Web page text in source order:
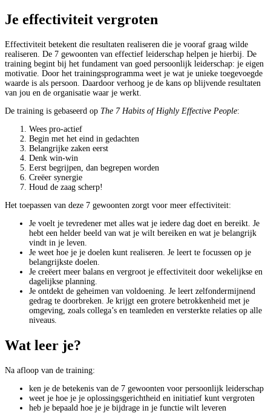
Je effectiviteit vergroten
Effectiviteit betekent die resultaten realiseren die je vooraf graag wilde
realiseren. De 7 gewoonten van effectief leiderschap helpen je hierbij. De
training begint bij het fundament van goed persoonlijk leiderschap: je eigen
motivatie. Door het trainingsprogramma weet je wat je unieke toegevoegde
waarde is als persoon. Daardoor verhoog je de kans op blijvende resultaten
van jou en de organisatie waar je werkt.
De training is gebaseerd op The 7 Habits of Highly Effective People:
Wees pro-actief
Begin met het eind in gedachten
Belangrijke zaken eerst
Denk win-win
Eerst begrijpen, dan begrepen worden
Creëer synergie
Houd de zaag scherp!
Het toepassen van deze 7 gewoonten zorgt voor meer effectiviteit:
Je voelt je tevredener met alles wat je iedere dag doet en bereikt. Je
hebt een helder beeld van wat je wilt bereiken en wat je belangrijk
vindt in je leven.
Je weet hoe je je doelen kunt realiseren. Je leert te focussen op je
belangrijkste doelen.
Je creëert meer balans en vergroot je effectiviteit door wekelijkse en
dagelijkse planning.
Je ontdekt de geheimen van voldoening. Je leert zelfondermijnend
gedrag te doorbreken. Je krijgt een grotere betrokkenheid met je
omgeving, zoals collega’s en teamleden en versterkte relaties op alle
niveaus.
Wat leer je?
Na afloop van de training:
ken je de betekenis van de 7 gewoonten voor persoonlijk leiderschap
weet je hoe je je oplossingsgerichtheid en initiatief kunt vergroten
heb je bepaald hoe je je bijdrage in je functie wilt leveren